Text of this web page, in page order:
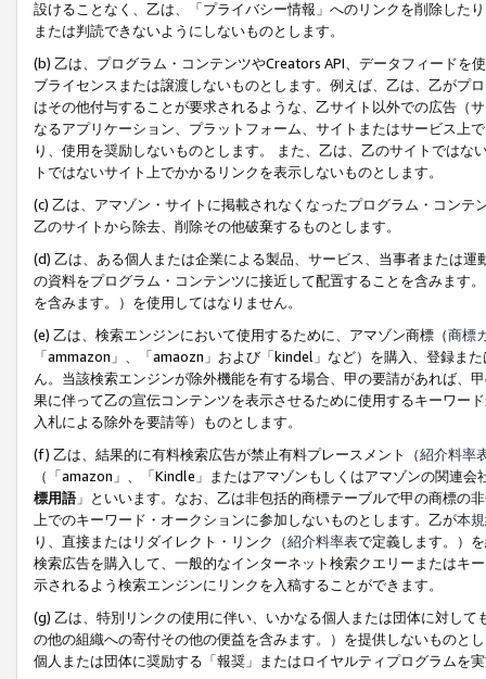
設けることなく、乙は、「プライバシー情報」へのリンクを削除した
または判読できないようにしないものとします。
(b) 乙は、プログラム・コンテンツやCreators API、データフィード
ブライセンスまたは譲渡しないものとします。例えば、乙は、乙がプ
はその他付与することが要求されるような、乙サイト以外での広告（
なるアプリケーション、プラットフォーム、サイトまたはサービス上
り、使用を奨励しないものとします。 また、乙は、乙のサイトでは
トではないサイト上でかかるリンクを表示しないものとします。
(c) 乙は、アマゾン・サイトに掲載されなくなったプログラム・コン
乙のサイトから除去、削除その他破棄するものとします。
(d) 乙は、ある個人または企業による製品、サービス、当事者または
の資料をプログラム・コンテンツに接近して配置することを含みます
を含みます。）を使用してはなりません。
(e) 乙は、検索エンジンにおいて使用するために、アマゾン商標（商標
「ammazon」、「amaozn」および「kindel」など）を購入、登録ま
ん。当該検索エンジンが除外機能を有する場合、甲の要請があれば、
果に伴って乙の宣伝コンテンツを表示させるために使用するキーワー
入札による除外を要請等）ものとします。
(f) 乙は、結果的に有料検索広告が禁止有料プレースメント（紹介料率
（「amazon」、「Kindle」またはアマゾンもしくはアマゾンの関連
標用語」といいます。なお、乙は非包括的商標テーブルで甲の商標の
上でのキーワード・オークションに参加しないものとします。乙が本
り、直接またはリダイレクト・リンク（紹介料率表で定義します。）
検索広告を購入して、一般的なインターネット検索クエリーまたはキ
示されるよう検索エンジンにリンクを入稿することができます。
(g) 乙は、特別リンクの使用に伴い、いかなる個人または団体に対し
の他の組織への寄付その他の便益を含みます。）を提供しないものと
個人または団体に奨励する「報奨」またはロイヤルティプログラムを